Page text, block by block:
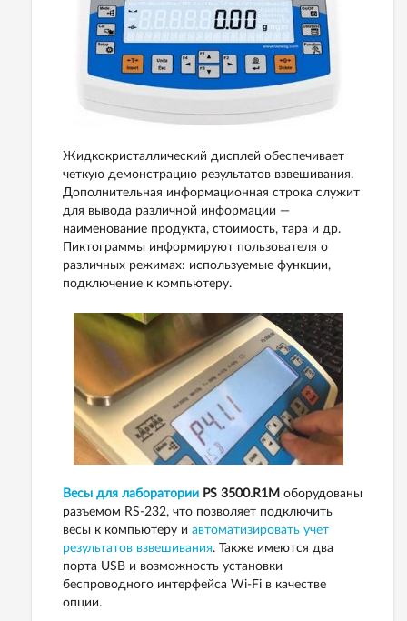
Жидкокристаллический дисплей обеспечивает
четкую демонстрацию результатов взвешивания.
Дополнительная информационная строка служит
для вывода различной информации —
наименование продукта, стоимость, тара и др.
Пиктограммы информируют пользователя о
различных режимах: используемые функции,
подключение к компьютеру.
Весы для лаборатории PS 3500.R1M оборудованы
разъемом RS-232, что позволяет подключить
весы к компьютеру и автоматизировать учет
результатов взвешивания. Также имеются два
порта USB и возможность установки
беспроводного интерфейса Wi-Fi в качестве
опции.